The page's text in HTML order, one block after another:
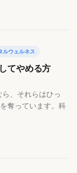
ルウェルネス
てやめる方
、それらはひっ
奪っています。科